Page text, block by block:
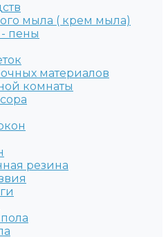
мыла ( крем мыла)
пены
материалов
комнаты
резина